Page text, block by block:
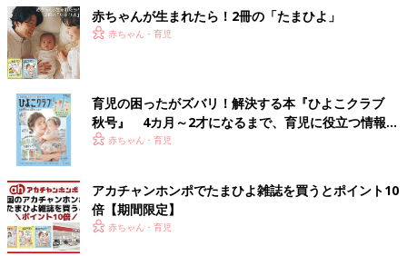
赤ちゃんが生まれたら！2冊の「たまひよ」
赤ちゃん・育児
育児の困ったがズバリ！解決する本『ひよこクラブ
秋号』 4カ月～2才になるまで、育児に役立つ情報が
いっぱい！
赤ちゃん・育児
アカチャンホンポでたまひよ雑誌を買うとポイント10
倍【期間限定】
赤ちゃん・育児